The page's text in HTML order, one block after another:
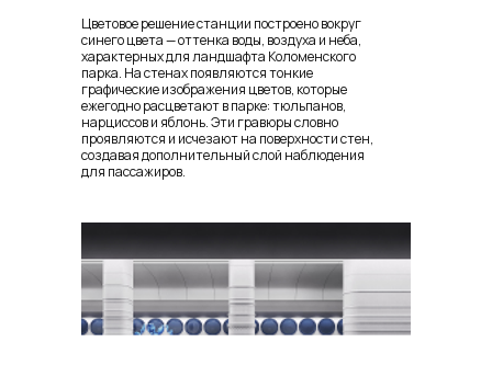
Цветовое решение станции построено вокруг
синего цвета — оттенка воды, воздуха и неба,
характерных для ландшафта Коломенского
парка. На стенах появляются тонкие
графические изображения цветов, которые
ежегодно расцветают в парке: тюльпанов,
нарциссов и яблонь. Эти гравюры словно
проявляются и исчезают на поверхности стен,
создавая дополнительный слой наблюдения
для пассажиров.